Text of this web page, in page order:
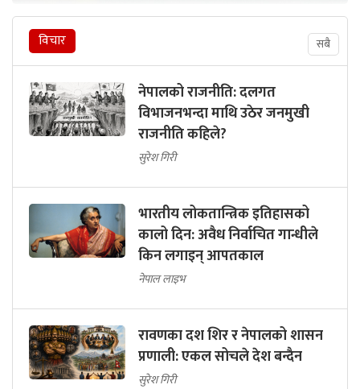
विचार सबै
नेपालको राजनीति: दलगत
विभाजनभन्दा माथि उठेर जनमुखी
राजनीति कहिले?
सुरेश गिरी
भारतीय लोकतान्त्रिक इतिहासको
कालो दिन: अवैध निर्वाचित गान्धीले
किन लगाइन् आपतकाल
नेपाल लाइभ
रावणका दश शिर र नेपालको शासन
प्रणाली: एकल सोचले देश बन्दैन
सुरेश गिरी